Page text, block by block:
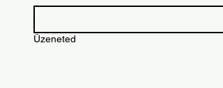
Üzeneted